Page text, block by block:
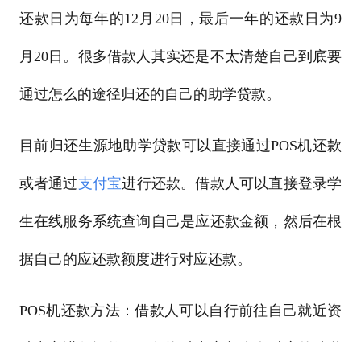
还款日为每年的12月20日，最后一年的还款日为9
月20日。很多借款人其实还是不太清楚自己到底要
通过怎么的途径归还的自己的助学贷款。
目前归还生源地助学贷款可以直接通过POS机还款
或者通过支付宝进行还款。借款人可以直接登录学
生在线服务系统查询自己是应还款金额，然后在根
据自己的应还款额度进行对应还款。
POS机还款方法：借款人可以自行前往自己就近资